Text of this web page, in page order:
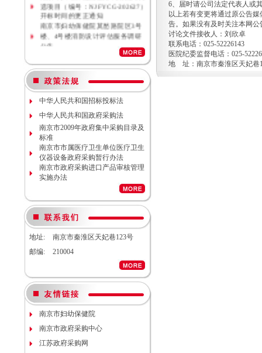
开标时间的更正通知
南京市妇幼保健院莫愁路院区3号
楼、4号楼消防设计评估服务调研
公告
南京市妇幼保健院莫愁路院区3号
公告
南京市妇幼保健院丁家庄院区病理
科密集架项目现场勘察调研邀请
南京市妇幼保健院院内专项资金结
余情况专项审计服务调研公告
南京市妇幼保健院数字化血管造影
机维保项目（项目编号NJFYCG-
2026S10）更正公告
南京市妇幼保健院院内工程结算审
计服务调研公告
南京市妇幼保健院生命体征检测仪
项目（项目编号NJFYCG-
南京市妇幼保健院实验动物单元环
具）项目院内咨询讨论会
南京市妇幼保健院医用耗材
（NJFYCG-202611）院内比选项目
通知
南京市妇幼保健院建院90周年宣传
南京市妇幼保健院双源CT、3.0T核
磁等设备维保服务院内咨询讨论会
南京市妇幼保健院护理部模型项目
说明
南京市妇幼保健院减压沸腾式清洗
机项目（编号：NJFYCG-
2025DS12）开标时间的更正通知
中华人民共和国招标投标法
中华人民共和国政府采购法
南京市2009年政府集中采购目录及
标准
南京市市属医疗卫生单位医疗卫生
仪器设备政府采购暂行办法
南京市政府采购进口产品审核管理
实施办法
地址:
南京市秦淮区天妃巷123号
邮编:
210004
南京市妇幼保健院
南京市政府采购中心
江苏政府采购网
6、届时请公司法定代表人或
以上若有变更将通过原公告
告。如果没有及时关注本网
讨论文件接收人：刘欣卓
联系电话：025-52226143
医院纪委监督电话：025-
地 址：南京市秦淮区天妃巷